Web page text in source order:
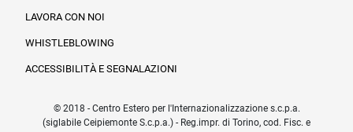
LAVORA CON NOI
WHISTLEBLOWING
ACCESSIBILITÀ E SEGNALAZIONI
© 2018 - Centro Estero per l'Internazionalizzazione s.c.p.a.
(siglabile Ceipiemonte S.c.p.a.) - Reg.impr. di Torino, cod. Fisc. e